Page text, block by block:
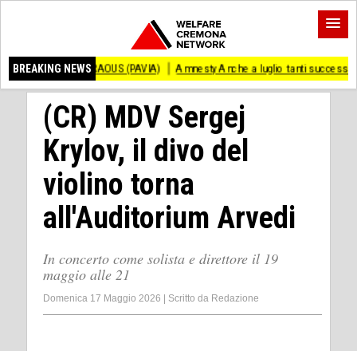
BREAKING NEWS
ANDRAOUS (PAVIA) Amnesty Anche a luglio tanti successi ed ingiustizie
(CR) MDV Sergej
Krylov, il divo del
violino torna
all'Auditorium Arvedi
In concerto come solista e direttore il 19
maggio alle 21
Domenica 17 Maggio 2026 Scritto da Redazione